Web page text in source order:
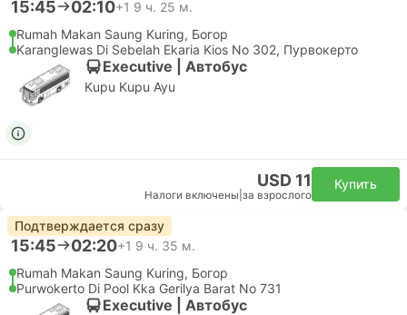
15:45 02:10+1 9 ч. 25 м.
Rumah Makan Saung Kuring, Богор
Karanglewas Di Sebelah Ekaria Kios No 302, Пурвокерто
Executive | Автобус
Kupu Kupu Ayu
USD 11
Налоги включены за взрослого
Купить
Подтверждается сразу
15:45 02:20+1 9 ч. 35 м.
Rumah Makan Saung Kuring, Богор
Purwokerto Di Pool Kka Gerilya Barat No 731
Executive | Автобус